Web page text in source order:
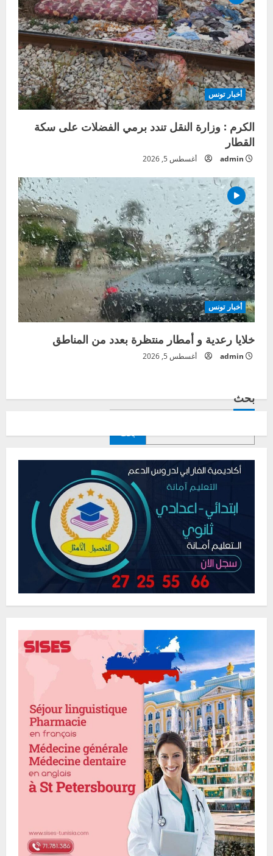
أخبار تونس
الكرم : وزارة النقل تندد برمي الفضلات على سكة
القطار
admin أغسطس 5, 2026
أخبار تونس
خلايا رعدية و أمطار منتظرة بعدد من المناطق
admin أغسطس 5, 2026
بحث
بحث